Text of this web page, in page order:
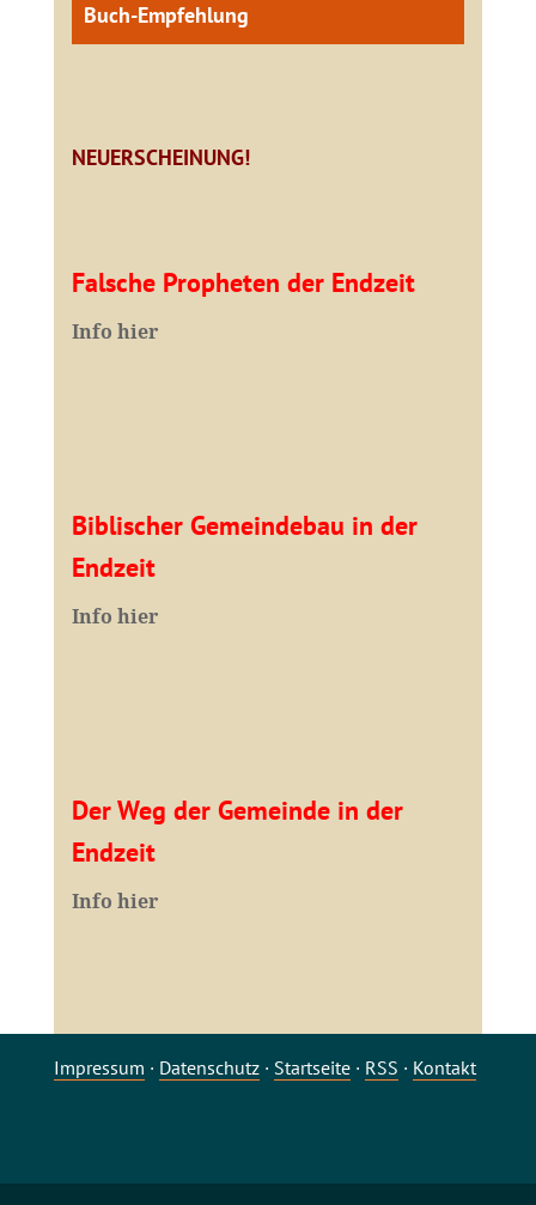
Buch-Empfehlung
NEUERSCHEINUNG!
Falsche Propheten der Endzeit
Info hier
Biblischer Gemeindebau in der
Endzeit
Info hier
Der Weg der Gemeinde in der
Endzeit
Info hier
Impressum · Datenschutz· Startseite· RSS · Kontakt